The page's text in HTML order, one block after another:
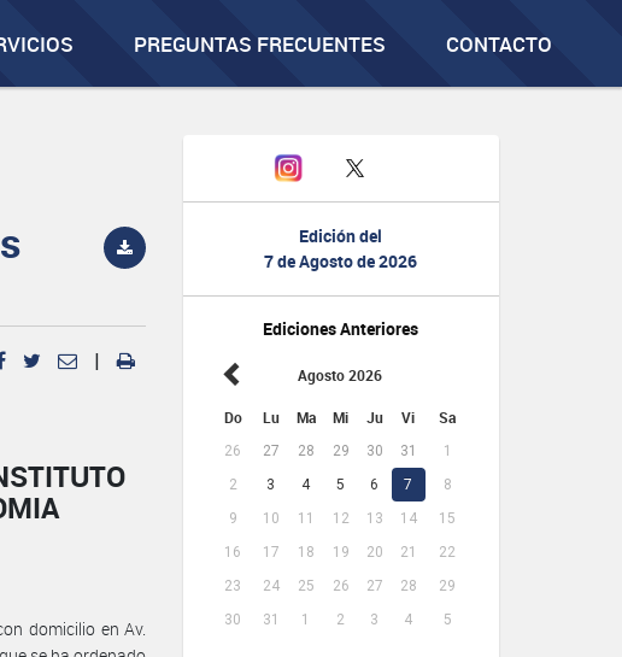
PREGUNTAS FRECUENTES CONTACTO
Edición del
7 de Agosto de 2026
Ediciones Anteriores
Agosto 2026
Do Lu Ma Mi Ju Vi Sa
26 27 28 29 30 31
1
2
3 4 5 6 7
8
9
10 11 12 13 14
15
16
17 18 19 20 21
22
23
24 25 26 27 28
29
30
31 1 2 3 4 5
|
domicilio en Av.